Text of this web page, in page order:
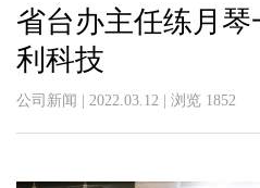
省台办主任练月
利科技
公司新闻 | 2022.03.12 | 浏览 1852